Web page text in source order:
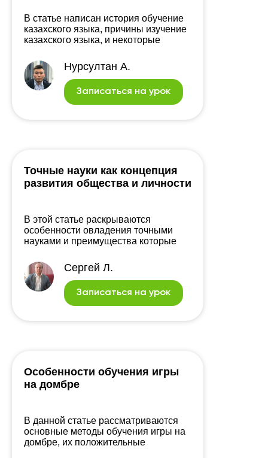
В статье написан история обучение
казахского языка, причины изучение
казахского языка, и некоторые
правильно не учим казахский язык.
Нурсултан А.
Записаться на урок
Точные науки как концепция
развития общества и личности
В этой статье раскрываются
особенности овладения точными
науками и преимущества которые
Cергей Л.
Записаться на урок
Особенности обучения игры
на домбре
В данной статье рассматриваются
основные методы обучения игры на
домбре, их положительные